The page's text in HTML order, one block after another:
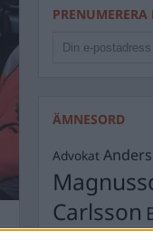
PRENUMERERA
ÄMNESORD
Advokat
Carlsson